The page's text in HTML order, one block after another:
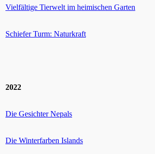
Vielfältige Tierwelt im heimischen Garten
Schiefer Turm: Naturkraft
2022
Die Gesichter Nepals
Die Winterfarben Islands